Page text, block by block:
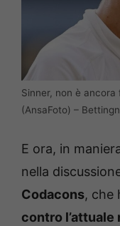
Sinner, non è
(AnsaFoto) –
E ora, in
nella
Codacons, che
contro l’attuale